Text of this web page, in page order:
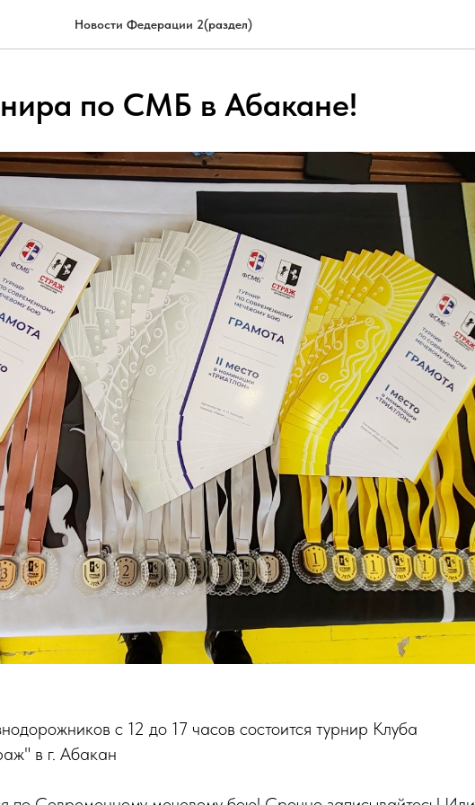
Новости Федерации 2(раздел)
по СМБ в Абакане!
с 12 до 17 часов состоится турнир Клуба
в г. Абакан